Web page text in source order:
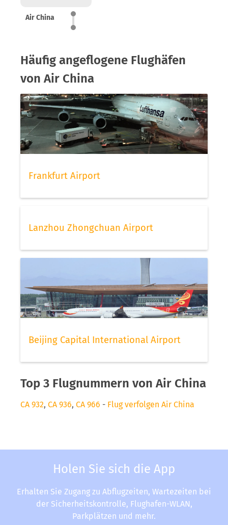
Air China
Häufig angeflogene Flughäfen
von Air China
Frankfurt Airport
Lanzhou Zhongchuan Airport
Beijing Capital International Airport
Top 3 Flugnummern von Air China
CA 932, CA 936, CA 966 - Flug verfolgen Air China
Holen Sie sich die App
Erhalten Sie Zugang zu Abflugzeiten, Wartezeiten bei
der Sicherheitskontrolle, Flughafen-WLAN,
Parkplätzen und mehr.